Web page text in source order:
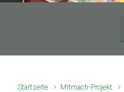
Startseite Mitmach-Projekt